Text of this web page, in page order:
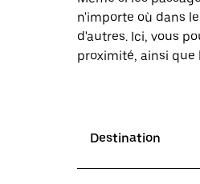
n'importe où dans
d'autres. Ici, vous
proximité, ainsi que
Destination